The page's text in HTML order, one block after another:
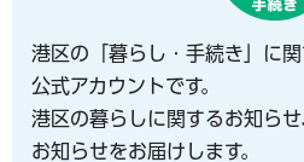
港区の「暮らし・手続き」に
公式アカウントです。
港区の暮らしに関するお知らせ
お知らせをお届けします。